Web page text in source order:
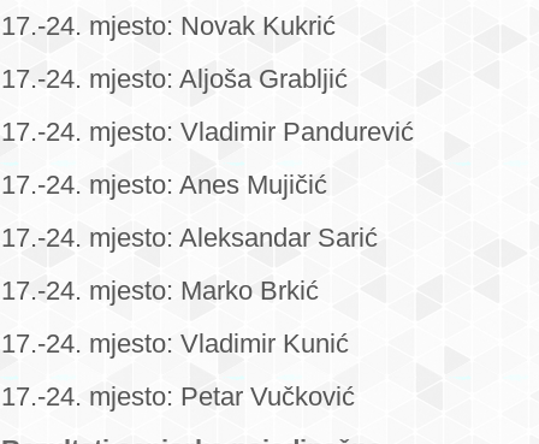
17.-24. mjesto: Novak Kukrić
17.-24. mjesto: Aljoša Grabljić
17.-24. mjesto: Vladimir Pandurević
17.-24. mjesto: Anes Mujičić
17.-24. mjesto: Aleksandar Sarić
17.-24. mjesto: Marko Brkić
17.-24. mjesto: Vladimir Kunić
17.-24. mjesto: Petar Vučković